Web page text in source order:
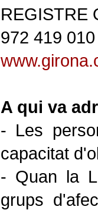
REGISTRE
972 419 010
A qui va
- Les
capacitat
- Quan la
grups